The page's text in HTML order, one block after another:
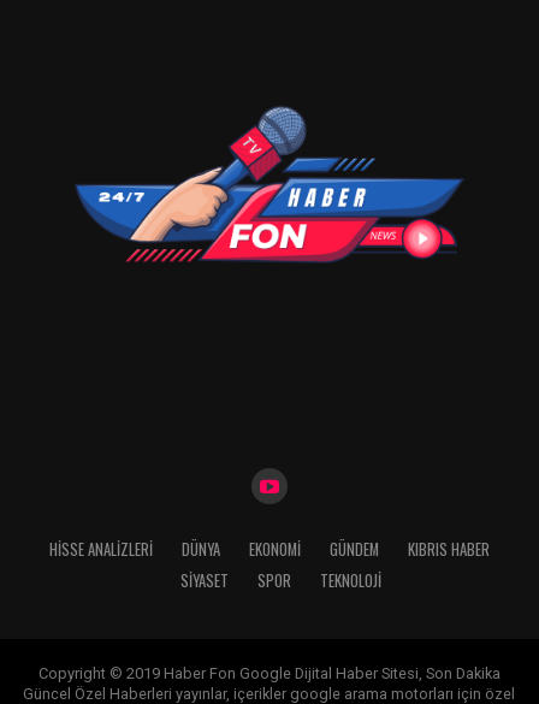
HISSE ANALIZLERI DÜNYA EKONOMİ GÜNDEM
KIBRIS HABER
SİYASET
SPOR TEKNOLOJİ
Copyright © 2019 Haber Fon Google Dijital Haber Sitesi, Son Dakika
Güncel Özel Haberleri yayınlar, içerikler google arama motorları için özel